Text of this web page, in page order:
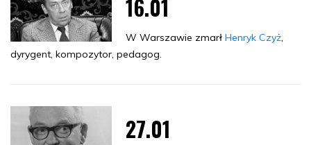
16.01
W Warszawie zmarłHenryk Czyż,
dyrygent, kompozytor, pedagog.
27.01